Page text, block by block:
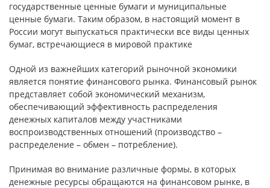
государственные ценные бумаги и муниципальные
ценные бумаги. Таким образом, в настоящий момент в
России могут выпускаться практически все виды ценных
бумаг, встречающиеся в мировой практике
Одной из важнейших категорий рыночной экономики
является понятие финансового рынка. Финансовый рынок
представляет собой экономический механизм,
обеспечивающий эффективность распределения
денежных капиталов между участниками
воспроизводственных отношений (производство –
распределение – обмен – потребление).
Принимая во внимание различные формы, в которых
денежные ресурсы обращаются на финансовом рынке, в